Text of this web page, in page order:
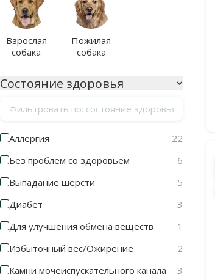
Взрослая
собака
Пожилая
собака
Состояние здоровья
Фильтровать по: состояние здоровья
Аллергия
22
Без проблем со здоровьем
6
Выпадание шерсти
5
Диабет
3
Для улучшения обмена веществ
1
Избыточный вес/Ожирение
2
Камни мочеиспускательного канала
3